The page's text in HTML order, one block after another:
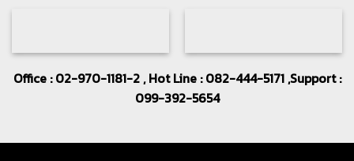
Office : 02-970-1181-2 , Hot Line : 082-444-5171 ,Support :
099-392-5654